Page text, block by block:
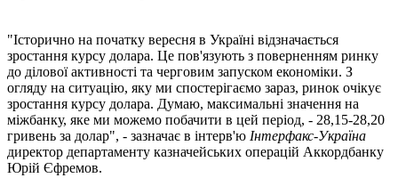
"Історично на початку вересня в Україні відзначається
зростання курсу долара. Це пов'язують з поверненням ринку
до ділової активності та черговим запуском економіки. З
огляду на ситуацію, яку ми спостерігаємо зараз, ринок очікує
зростання курсу долара. Думаю, максимальні значення на
міжбанку, яке ми можемо побачити в цей період, - 28,15-28,20
гривень за долар", - зазначає в інтерв'ю Інтерфакс-Україна
директор департаменту казначейських операцій Аккордбанку
Юрій Єфремов.